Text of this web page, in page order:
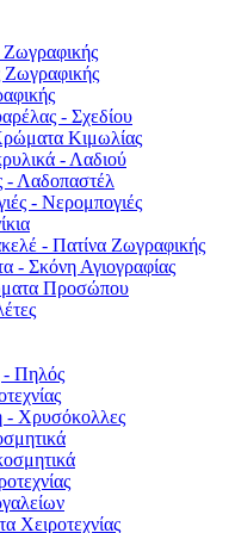
Ζωγραφικής
- Σχεδίου
Κιμωλίας
- Λαδιού
- Λαδοπαστέλ
- Νερομπογιές
- Πατίνα Ζωγραφικής
- Σκόνη Αγιογραφίας
Προσώπου
- Πηλός
- Χρυσόκoλλες
Xειροτεχνίας